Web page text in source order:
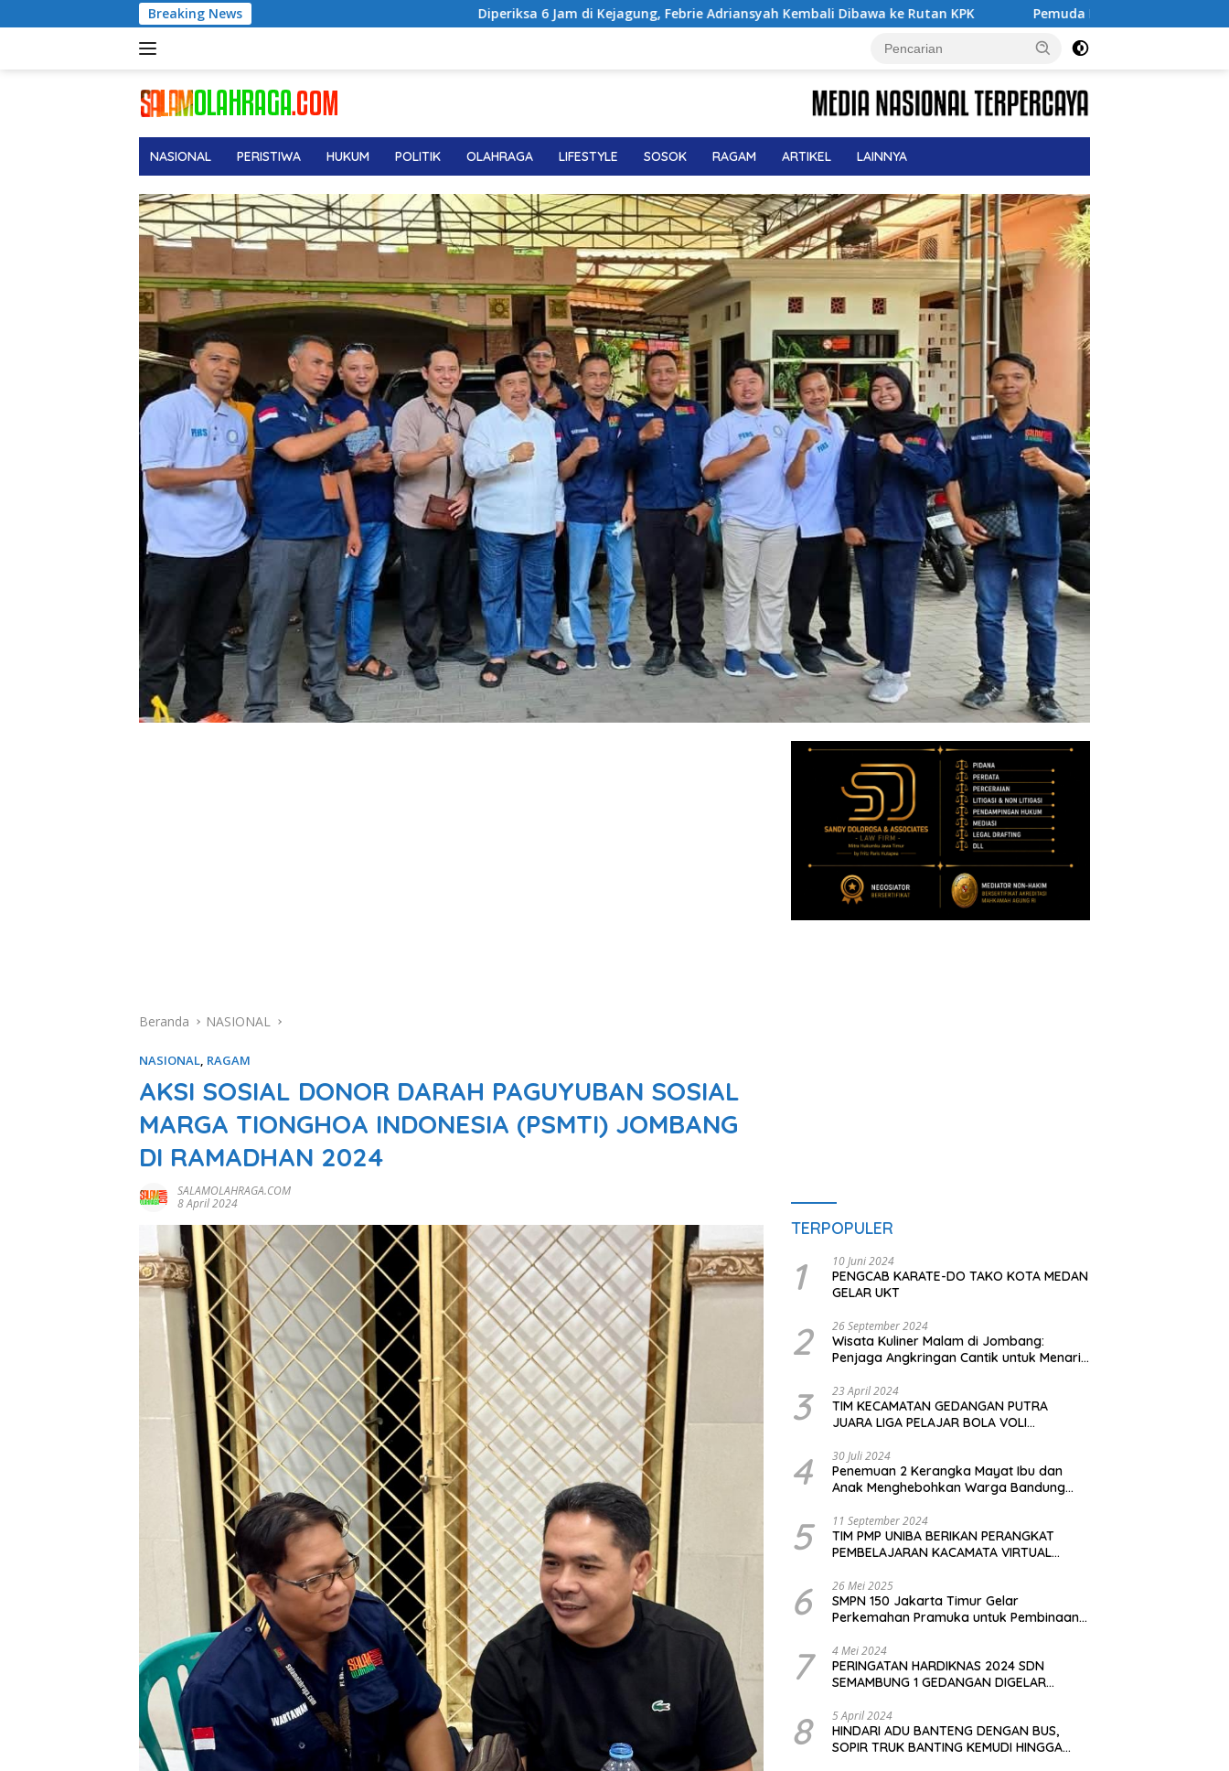
ke
Breaking News Diperiksa 6 Jam di Kejagung, Febrie Adriansyah Kembali Dibawa ke Rutan KPK Pemuda ICMI Kota Tual Apresiasi Pra Muktamar ICMI VIII 2026,
NASIONAL PERISTIWA HUKUM POLITIK OLAHRAGA LIFESTYLE SOSOK RAGAM ARTIKEL LAINNYA
Beranda NASIONAL
NASIONAL, RAGAM
AKSI SOSIAL DONOR DARAH PAGUYUBAN SOSIAL
MARGA TIONGHOA INDONESIA (PSMTI) JOMBANG
DI RAMADHAN 2024
SALAMOLAHRAGA.COM
8 April 2024
TERPOPULER
1 10 Juni 2024
PENGCAB KARATE-DO TAKO KOTA MEDAN
GELAR UKT
2 26 September 2024
Wisata Kuliner Malam di Jombang:
Penjaga Angkringan Cantik untuk Menarik
3 23 April 2024
TIM KECAMATAN GEDANGAN PUTRA
JUARA LIGA PELAJAR BOLA VOLI
4 30 Juli 2024
Penemuan 2 Kerangka Mayat Ibu dan
Anak Menghebohkan Warga Bandung
5 11 September 2024
TIM PMP UNIBA BERIKAN PERANGKAT
PEMBELAJARAN KACAMATA VIRTUAL
SERANG
6 26 Mei 2025
SMPN 150 Jakarta Timur Gelar
Perkemahan Pramuka untuk Pembinaan
7 4 Mei 2024
PERINGATAN HARDIKNAS 2024 SDN
SEMAMBUNG 1 GEDANGAN DIGELAR
8 5 April 2024
HINDARI ADU BANTENG DENGAN BUS,
SOPIR TRUK BANTING KEMUDI HINGGA